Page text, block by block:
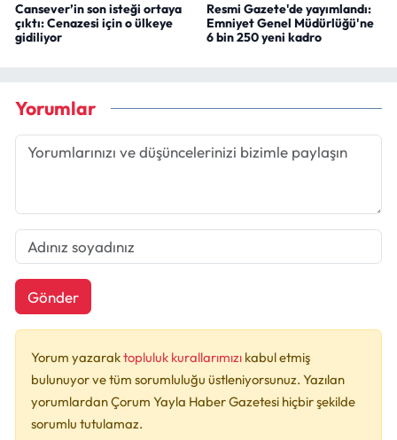
Cansever’in son isteği ortaya
çıktı: Cenazesi için o ülkeye
gidiliyor
Resmi Gazete'de yayımlandı:
Emniyet Genel Müdürlüğü'ne
6 bin 250 yeni kadro
Yorumlar
Gönder
Yorum yazaraktopluluk kurallarımızı kabul etmiş
bulunuyor ve tüm sorumluluğu üstleniyorsunuz. Yazılan
yorumlardan Çorum Yayla Haber Gazetesi hiçbir şekilde
sorumlu tutulamaz.